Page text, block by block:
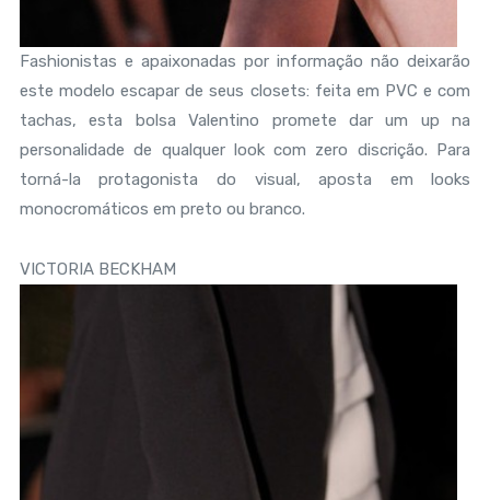
Fashionistas e apaixonadas por informação não deixarão
este modelo escapar de seus closets: feita em PVC e com
tachas, esta bolsa Valentino promete dar um up na
personalidade de qualquer look com zero discrição. Para
torná-la protagonista do visual, aposta em looks
monocromáticos em preto ou branco.
VICTORIA BECKHAM